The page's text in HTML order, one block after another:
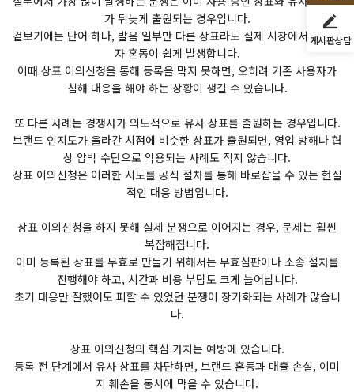
게시판상담
가 뒤늦게 출원되는 경우입니다.
겉보기에는 단어 하나, 발음 일부만 다른 상표라도 실제 시장에서는 소비
자 혼동이 쉽게 발생합니다.
이때 상표 이의신청을 통해 등록을 막지 못하면, 오히려 기존 사용자가
침해 대응을 해야 하는 상황이 생길 수 있습니다.
또 다른 사례는 경쟁사가 의도적으로 유사 상표를 출원하는 경우입니다.
브랜드 인지도가 올라간 시점에 비슷한 상표가 출원되면, 영업 방해나 협
상 압박 수단으로 악용되는 사례도 적지 않습니다.
상표 이의신청은 이러한 시도를 공식 절차를 통해 바로잡을 수 있는 현실
적인 대응 방법입니다.
상표 이의신청을 하지 못해 실제 분쟁으로 이어지는 경우, 문제는 훨씬
복잡해집니다.
이미 등록된 상표를 무효로 만들기 위해서는 무효심판이나 소송 절차를
진행해야 하고, 시간과 비용 부담도 크게 늘어납니다.
초기 대응만 잘했어도 피할 수 있었던 분쟁이 장기화되는 사례가 많습니
다.
상표 이의신청의 핵심 가치는 예방에 있습니다.
등록 전 단계에서 유사 상표를 차단하면, 브랜드 혼동과 매출 손실, 이미
지 훼손을 동시에 막을 수 있습니다.